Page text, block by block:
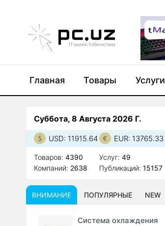
Главная Товары Услуги
Суббота, 8 Августа 2026 Г.
USD: 11915.64 EUR: 13765.33
Товаров: 4390
Компаний: 2638
Услуг:49
Публикаций:15157
ВНИМАНИЕ ПОПУЛЯРНЫЕ NEW
Система охлаждения